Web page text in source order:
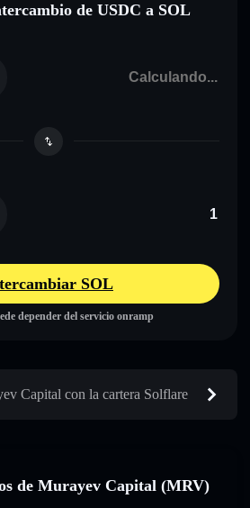
de USDC a SOL
SOL
depender del servicio onramp
Capital con la cartera Solflare
de Murayev Capital (MRV)